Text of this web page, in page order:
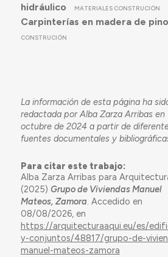
hidráulico
MATERIALES CONSTRUCIÓN
Carpinterías en madera de pino
CONSTRUCIÓN
La información de esta página ha
redactada por Alba Zarza Arribas en
octubre de 2024 a partir de
fuentes documentales y
Para citar este trabajo:
Alba Zarza Arribas para
(2025) Grupo de Viviendas Manuel
Mateos, Zamora. Accedido en
08/08/2026, en
https://arquitecturaaqui.eu/es/
y-conjuntos/48817/grupo-de-
manuel-mateos-zamora